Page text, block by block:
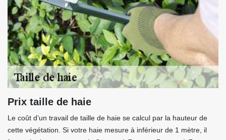
Prix taille de haie
Le coût d’un travail de taille de haie se calcul par la hauteur de
cette végétation. Si votre haie mesure à inférieur de 1 mètre, il